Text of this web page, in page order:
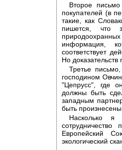
Второе
покупателей (в
такие, как
пишется, что
информация,
соответствует
Но доказательств
Третье
господином
"Цепрусс", где
должны быть
западным
быть
Насколько я
Европейский
экологический